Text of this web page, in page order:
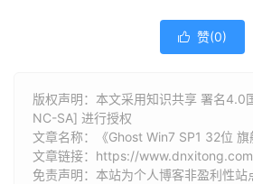
 赞(0)
版权声明：本文采用知识共享 署名4.0
NC-SA] 进行授权
文章名称：《Ghost Win7 SP1 32位
文章链接： https://
免责声明：本站为个人博客非盈利性站